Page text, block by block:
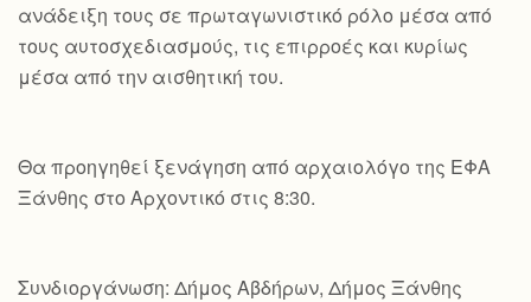
ανάδειξη τους σε πρωταγωνιστικό ρόλο μέσα από
τους αυτοσχεδιασμούς, τις επιρροές και κυρίως
μέσα από την αισθητική του.
Θα προηγηθεί ξενάγηση από αρχαιολόγο της ΕΦΑ
Ξάνθης στο Αρχοντικό στις 8:30.
Συνδιοργάνωση: Δήμος Αβδήρων, Δήμος Ξάνθης